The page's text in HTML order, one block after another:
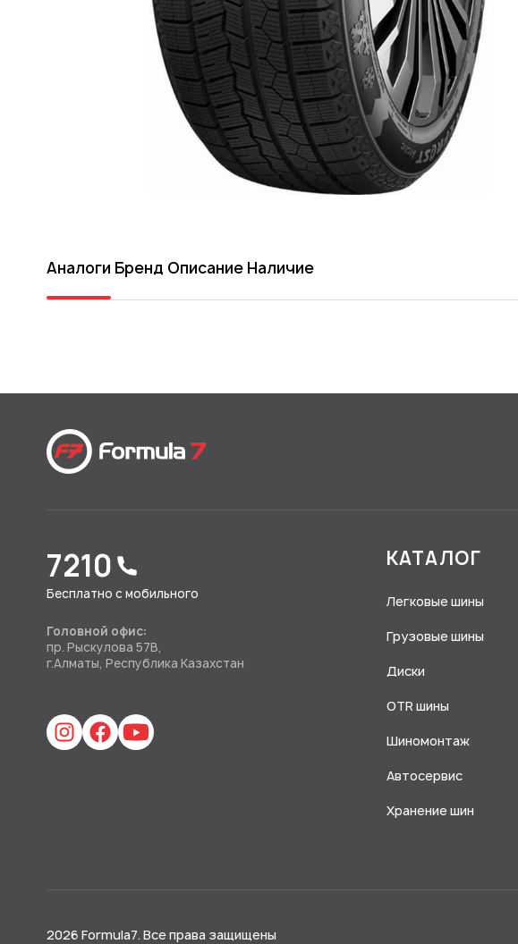
Аналоги Бренд Описание Наличие
7210
Бесплатно с мобильного
Головной офис:
пр. Рыскулова 57В,
г.Алматы, Республика Казахстан
КАТАЛОГ
Легковые шины
Грузовые шины
Диски
OTR шины
Шиномонтаж
Автосервис
Хранение шин
2026 Formula7. Все права защищены